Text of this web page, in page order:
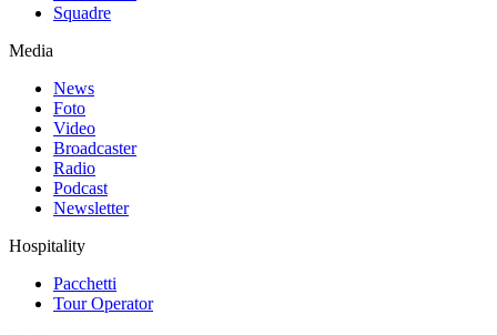
Squadre
Media
News
Foto
Video
Broadcaster
Radio
Podcast
Newsletter
Hospitality
Pacchetti
Tour Operator